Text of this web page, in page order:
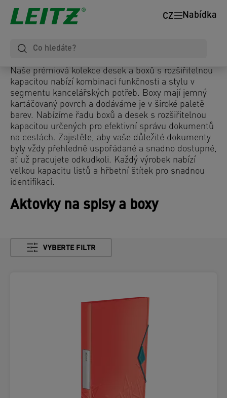
Nabídka
CZ
Naše prémiová kolekce desek a boxů s rozšiřitelnou
kapacitou nabízí kombinaci funkčnosti a stylu v
segmentu kancelářských potřeb. Boxy mají jemný
kartáčovaný povrch a dodáváme je v široké paletě
barev. Nabízíme řadu boxů a desek s rozšiřitelnou
kapacitou určených pro efektivní správu dokumentů
na cestách. Zajistěte, aby vaše důležité dokumenty
byly vždy přehledně uspořádané a snadno dostupné,
ať už pracujete odkudkoli. Každý výrobek nabízí
velkou kapacitu listů a hřbetní štítek pro snadnou
identifikaci.
Aktovky na spisy a boxy
VYBERTE FILTR